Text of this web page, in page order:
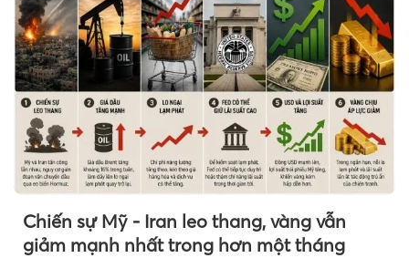
Chiến sự Mỹ - Iran leo thang, vàng vẫn
giảm mạnh nhất trong hơn một tháng